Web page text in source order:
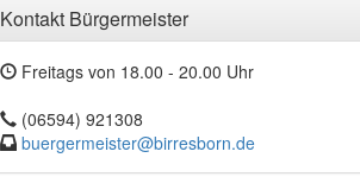
Kontakt Bürgermeister
Freitags von 18.00 - 20.00 Uhr
(06594) 921308
buergermeister@birresborn.de